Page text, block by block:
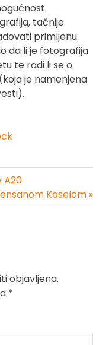
tačnije
primljenu
da li je fotografija
te radi li se o
je namenjena
A20
Kaselom »
objavljena.
*